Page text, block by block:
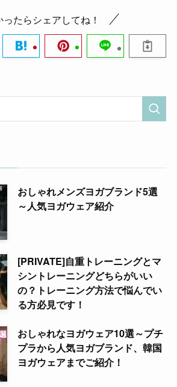
ったらシェアしてね！
おしゃれメンズヨガブランド5選
～人気ヨガウェア紹介
[PRIVATE]自重トレーニングとマ
シントレーニングどちらがいい
の？トレーニング方法で悩んでい
る方必見です！
おしゃれなヨガウェア10選～プチ
プラから人気ヨガブランド、韓国
ヨガウェアまでご紹介！